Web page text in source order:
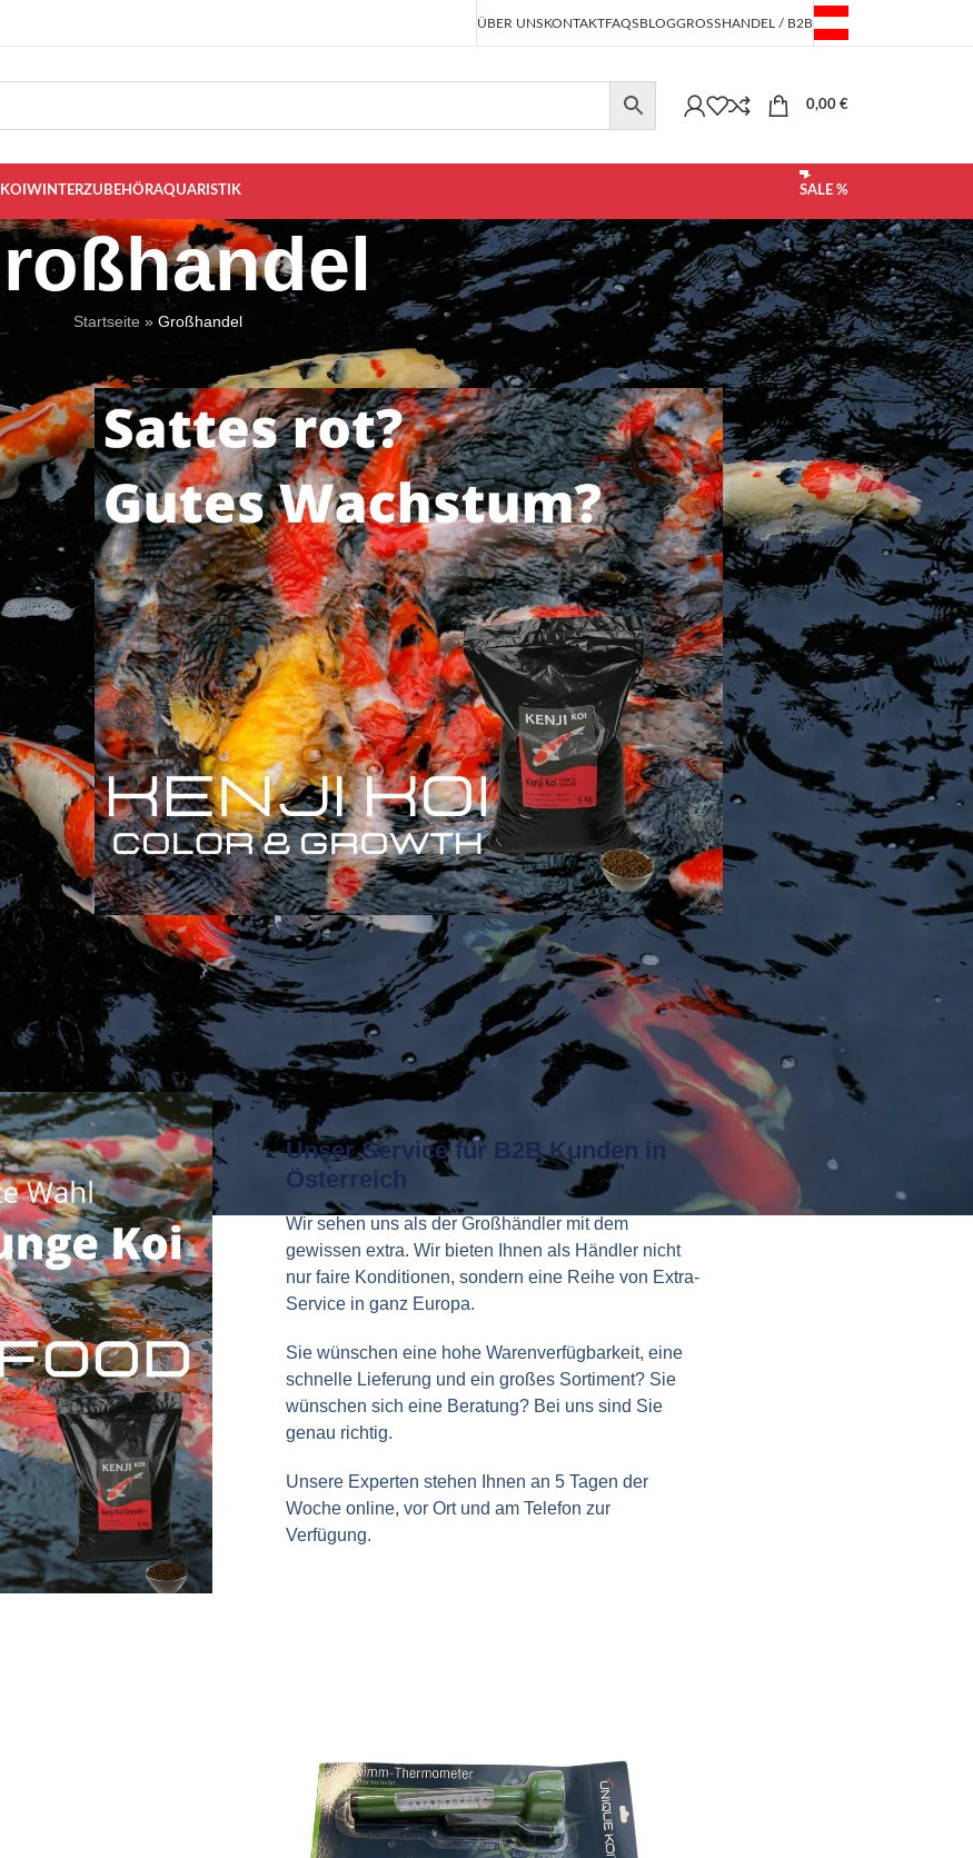
ÜBER UNSKONTAKTFAQSBLOGGROSSHANDEL / B2B
0,00 €
KOI WINTERZUBEHÖRAQUARISTIK SALE %
Startseite » Großhandel
Unser Service für B2B Kunden in
Österreich
Wir sehen uns als der Großhändler mit dem
gewissen extra. Wir bieten Ihnen als Händler nicht
nur faire Konditionen, sondern eine Reihe von Extra-
Service in ganz Europa.
Sie wünschen eine hohe Warenverfügbarkeit, eine
schnelle Lieferung und ein großes Sortiment? Sie
wünschen sich eine Beratung? Bei uns sind Sie
genau richtig.
Unsere Experten stehen Ihnen an 5 Tagen der
Woche online, vor Ort und am Telefon zur
Verfügung.